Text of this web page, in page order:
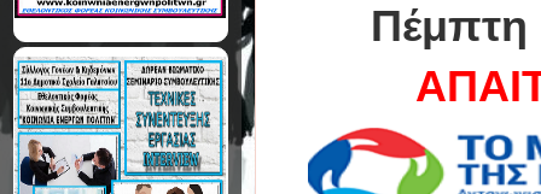
Πέμπτη